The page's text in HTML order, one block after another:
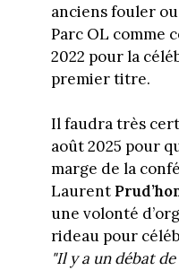
anciens fouler
Parc OL comme
2022 pour la
premier titre.
Il faudra très
août 2025 pour
marge de la
Laurent
une volonté
rideau pour
"Il y a un débat